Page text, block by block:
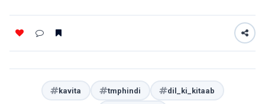
kavita tmphindi dil_ki_kitaab